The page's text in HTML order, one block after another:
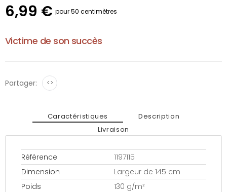
6,99 € pour 50 centimètres
Victime de son succès
Partager: <>
Caractéristiques
Description
Livraison
Référence
1197115
Dimension
Largeur de 145 cm
Poids
130 g/m²